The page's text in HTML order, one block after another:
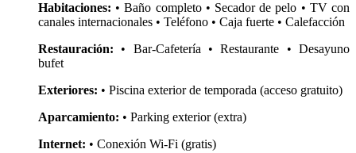
Habitaciones: • Baño completo • Secador de pelo • TV con
canales internacionales • Teléfono • Caja fuerte • Calefacción
Restauración: • Bar-Cafetería • Restaurante • Desayuno
bufet
Exteriores: • Piscina exterior de temporada (acceso gratuito)
Aparcamiento: • Parking exterior (extra)
Internet: • Conexión Wi-Fi (gratis)